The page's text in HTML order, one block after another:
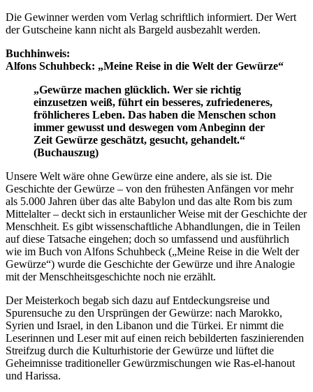
Die Gewinner werden vom Verlag schriftlich informiert. Der Wert
der Gutscheine kann nicht als Bargeld ausbezahlt werden.
Buchhinweis:
Alfons Schuhbeck: „Meine Reise in die Welt der Gewürze“
„Gewürze machen glücklich. Wer sie richtig
einzusetzen weiß, führt ein besseres, zufriedeneres,
fröhlicheres Leben. Das haben die Menschen schon
immer gewusst und deswegen vom Anbeginn der
Zeit Gewürze geschätzt, gesucht, gehandelt.“
(Buchauszug)
Unsere Welt wäre ohne Gewürze eine andere, als sie ist. Die
Geschichte der Gewürze – von den frühesten Anfängen vor mehr
als 5.000 Jahren über das alte Babylon und das alte Rom bis zum
Mittelalter – deckt sich in erstaunlicher Weise mit der Geschichte der
Menschheit. Es gibt wissenschaftliche Abhandlungen, die in Teilen
auf diese Tatsache eingehen; doch so umfassend und ausführlich
wie im Buch von Alfons Schuhbeck („Meine Reise in die Welt der
Gewürze“) wurde die Geschichte der Gewürze und ihre Analogie
mit der Menschheitsgeschichte noch nie erzählt.
Der Meisterkoch begab sich dazu auf Entdeckungsreise und
Spurensuche zu den Ursprüngen der Gewürze: nach Marokko,
Syrien und Israel, in den Libanon und die Türkei. Er nimmt die
Leserinnen und Leser mit auf einen reich bebilderten faszinierenden
Streifzug durch die Kulturhistorie der Gewürze und lüftet die
Geheimnisse traditioneller Gewürzmischungen wie Ras-el-hanout
und Harissa.